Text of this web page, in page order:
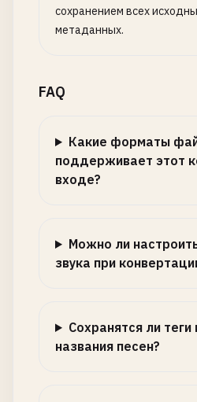
сохранением всех
метаданных.
FAQ
Какие форматы
поддерживает этот
входе?
Можно ли
звука при
Сохранятся ли теги
названия песен?